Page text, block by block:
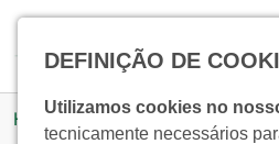
Skip to main navigation
Skip to main content
Skip to page footer
You are here:
Homepage Produtos
DEFINIÇÃO DE
Utilizamos cookies no
tecnicamente necessários